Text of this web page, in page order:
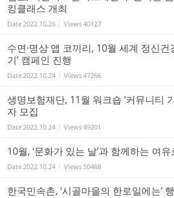
킹클래스 개최
Date 2022.10.26 Views40127
수면·명상 앱 코끼리, 10월 세계 정신건
기’ 캠페인 진행
Date 2022.10.24 Views47266
생명보험재단, 11월 워크숍 ‘커뮤니티
자 모집
Date 2022.10.24 Views49201
10월, ‘문화가 있는 날’과 함께하는 여
Date 2022.10.24 Views 50468
한국민속촌, ‘시골마을의 한로일에는’